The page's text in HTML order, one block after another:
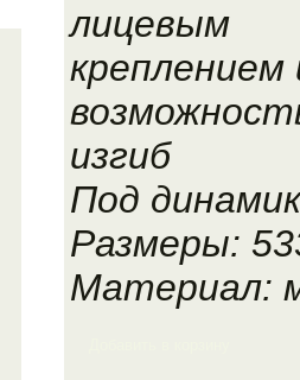
лицевым
креплением
изгиб
Под
Размеры:
Материал: